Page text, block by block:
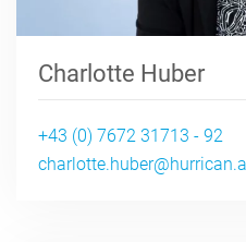
Charlotte Huber
+43 (0) 7672 31713 - 92